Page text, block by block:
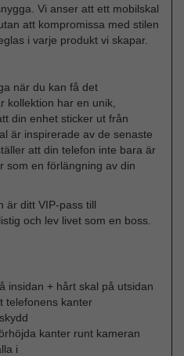
Vi anser att ett mobilskal
att kompromissa med stilen
i varje produkt vi skapar.
när du kan få det
kollektion har en unik,
din enhet sticker ut från
är inspirerade av de senaste
att din telefon inte bara är
som en förlängning av din
är ditt VIP-pass till
och lev livet som en boss.
insidan + hårt skal på utsidan
telefonens kanter
kanter runt kameran
i